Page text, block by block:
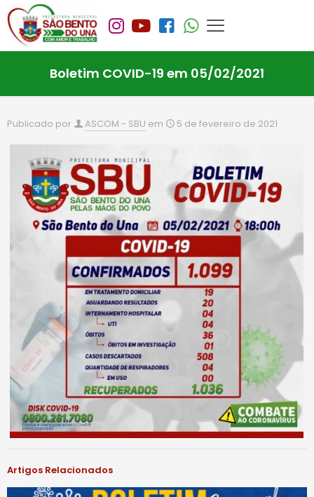
Boletim COVID-19 em 05/02/2021
Publicado por ASCOM - SBU em 5 de fevereiro de 2021
Artigos Relacionados